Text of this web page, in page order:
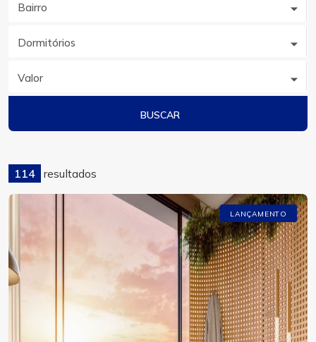
Bairro
Dormitórios
Valor
BUSCAR
114 resultados
LANÇAMENTO